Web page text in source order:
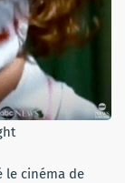
le cinéma de